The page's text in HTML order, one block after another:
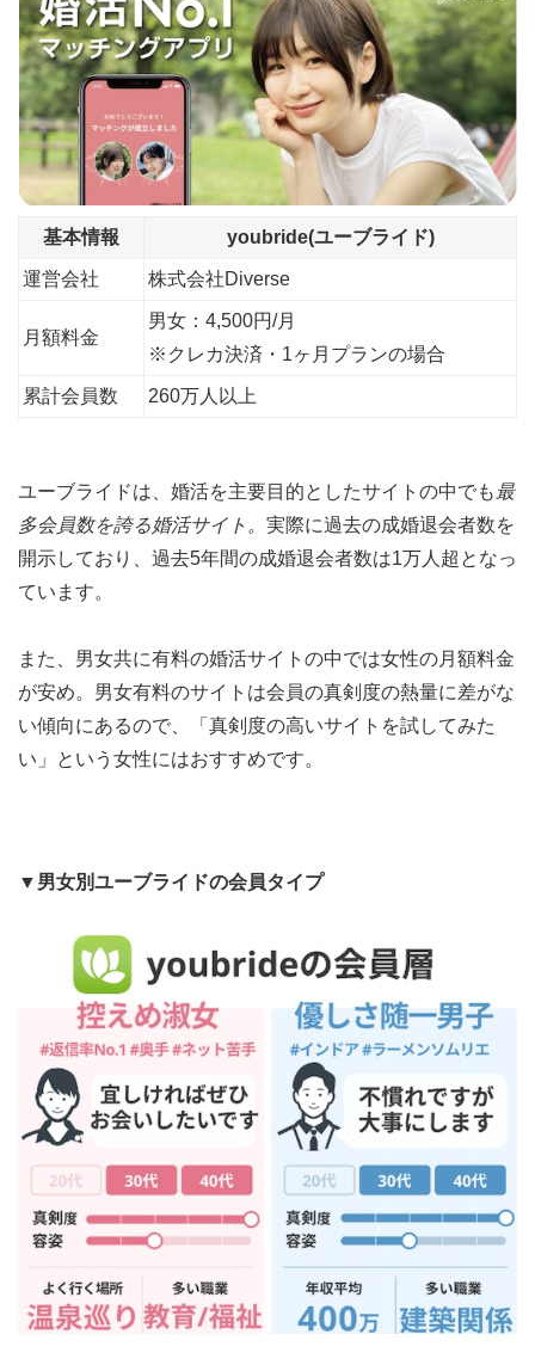
基本情報 youbride(ユーブライド)
運営会社 株式会社Diverse
月額料金
男女：4,500円/月
※クレカ決済・1ヶ月プランの場合
累計会員数 260万人以上
ユーブライドは、婚活を主要目的としたサイトの中でも 最
多会員数を誇る婚活サイト。 実際に過去の成婚退会者数を
開示しており、過去5年間の成婚退会者数は1万人超となっ
ています。
また、男女共に有料の婚活サイトの中では女性の月額料金
が安め。男女有料のサイトは会員の真剣度の熱量に差がな
い傾向にあるので、「真剣度の高いサイトを試してみた
い」という女性にはおすすめです。
▼男女別ユーブライドの会員タイプ